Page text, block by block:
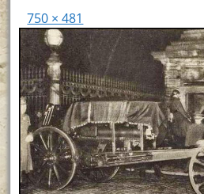
750 × 481